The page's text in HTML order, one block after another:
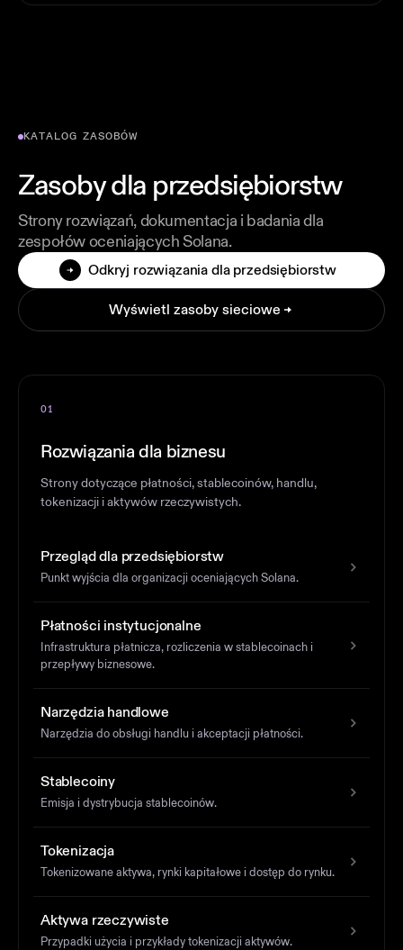
KATALOG ZASOBÓW
Zasoby dla przedsiębiorstw
Strony rozwiązań, dokumentacja i badania dla
zespołów oceniających Solana.
Odkryj rozwiązania dla przedsiębiorstw
Wyświetl zasoby sieciowe
01
Rozwiązania dla biznesu
Strony dotyczące płatności, stablecoinów, handlu,
tokenizacji i aktywów rzeczywistych.
Przegląd dla przedsiębiorstw
Punkt wyjścia dla organizacji oceniających Solana.
Płatności instytucjonalne
Infrastruktura płatnicza, rozliczenia w stablecoinach i
przepływy biznesowe.
Narzędzia handlowe
Narzędzia do obsługi handlu i akceptacji płatności.
Stablecoiny
Emisja i dystrybucja stablecoinów.
Tokenizacja
Tokenizowane aktywa, rynki kapitałowe i dostęp do rynku.
Aktywa rzeczywiste
Przypadki użycia i przykłady tokenizacji aktywów.